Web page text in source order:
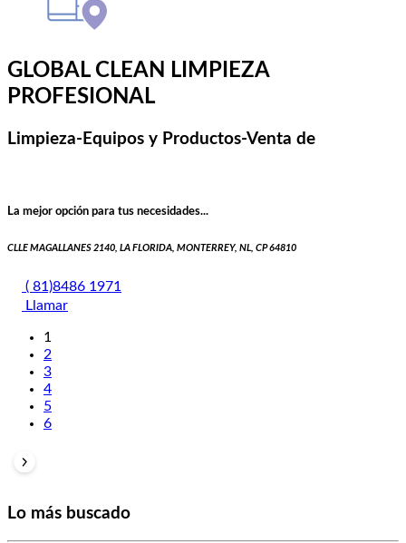
GLOBAL CLEAN LIMPIEZA
PROFESIONAL
Limpieza-Equipos y Productos-Venta de
La mejor opción para tus necesidades...
CLLE MAGALLANES 2140, LA FLORIDA, MONTERREY, NL, CP 64810
( 81)8486 1971
Llamar
1
2
3
4
5
6
Lo más buscado